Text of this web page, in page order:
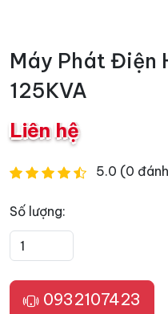
Máy Phát Điện
125KVA
Liên hệ
5.0 (0
Số lượng:
0932107423